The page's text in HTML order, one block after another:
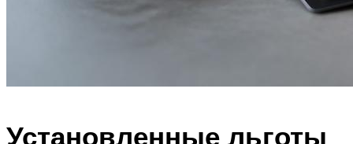
Установленные льготы